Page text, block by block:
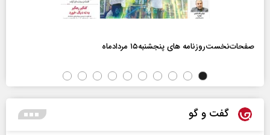
صفحات‌نخست‌روزنامه ها‌ی پنجشنبه‌۱۵ مردادماه
گفت و گو